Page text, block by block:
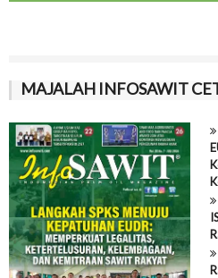
MAJALAH INFOSAWIT